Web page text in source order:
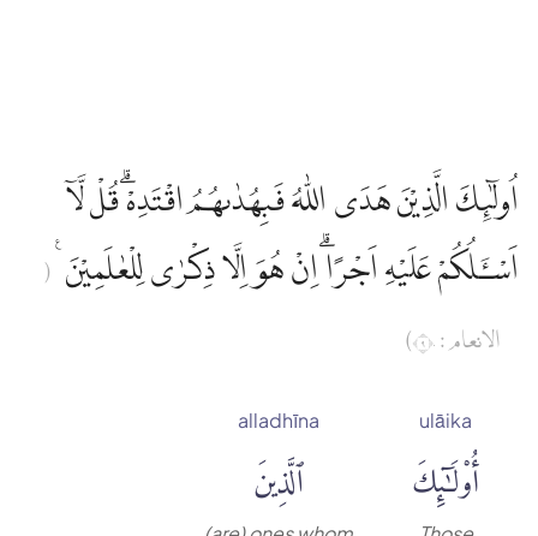
اُولٰۤىِٕكَ الَّذِيْنَ هَدَى اللّٰهُ فَبِهُدٰىهُمُ اقْتَدِهْۗ قُلْ لَّآ
اَسْـَٔلُكُمْ عَلَيْهِ اَجْرًاۗ اِنْ هُوَ اِلَّا ذِكْرٰى لِلْعٰلَمِيْنَ ࣖ (
الانعام : ٩٠)
ulāika
أُو۟لَٰٓئِكَ
alladhīna
ٱلَّذِينَ